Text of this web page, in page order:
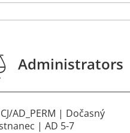
Administrators
AD_PERM | Dočasný
| AD 5-7